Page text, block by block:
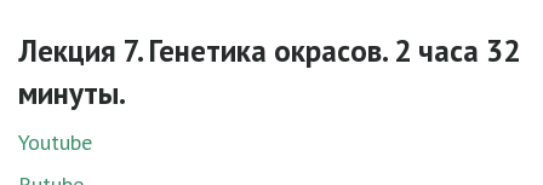
Лекция 7. Генетика окрасов. 2 часа 32
минуты.
Youtube